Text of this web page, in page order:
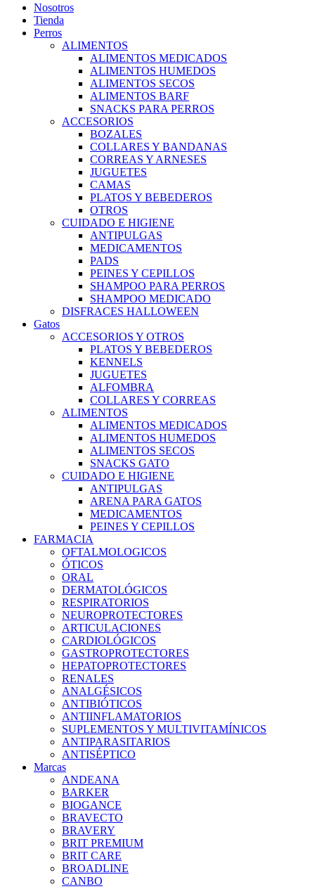
Nosotros
Tienda
Perros
ALIMENTOS
ALIMENTOS MEDICADOS
ALIMENTOS HUMEDOS
ALIMENTOS SECOS
ALIMENTOS BARF
SNACKS PARA PERROS
ACCESORIOS
BOZALES
COLLARES Y BANDANAS
CORREAS Y ARNESES
JUGUETES
CAMAS
PLATOS Y BEBEDEROS
OTROS
CUIDADO E HIGIENE
ANTIPULGAS
MEDICAMENTOS
PADS
PEINES Y CEPILLOS
SHAMPOO PARA PERROS
SHAMPOO MEDICADO
DISFRACES HALLOWEEN
Gatos
ACCESORIOS Y OTROS
PLATOS Y BEBEDEROS
KENNELS
JUGUETES
ALFOMBRA
COLLARES Y CORREAS
ALIMENTOS
ALIMENTOS MEDICADOS
ALIMENTOS HUMEDOS
ALIMENTOS SECOS
SNACKS GATO
CUIDADO E HIGIENE
ANTIPULGAS
ARENA PARA GATOS
MEDICAMENTOS
PEINES Y CEPILLOS
FARMACIA
OFTALMOLOGICOS
ÓTICOS
ORAL
DERMATOLÓGICOS
RESPIRATORIOS
NEUROPROTECTORES
ARTICULACIONES
CARDIOLÓGICOS
GASTROPROTECTORES
HEPATOPROTECTORES
RENALES
ANALGÉSICOS
ANTIBIÓTICOS
ANTIINFLAMATORIOS
SUPLEMENTOS Y MULTIVITAMÍNICOS
ANTIPARASITARIOS
ANTISÉPTICO
Marcas
ANDEANA
BARKER
BIOGANCE
BRAVECTO
BRAVERY
BRIT PREMIUM
BRIT CARE
BROADLINE
CANBO